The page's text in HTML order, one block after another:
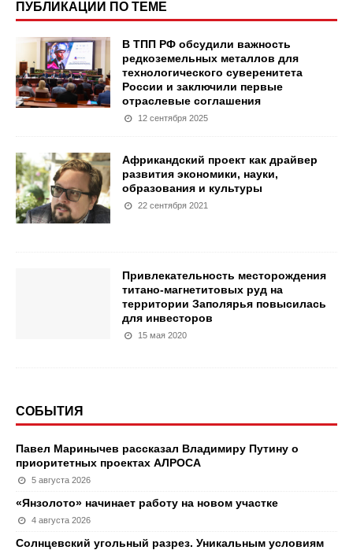
ПУБЛИКАЦИИ ПО ТЕМЕ
В ТПП РФ обсудили важность
редкоземельных металлов для
технологического суверенитета
России и заключили первые
отраслевые соглашения
12 сентября 2025
Африкандский проект как драйвер
развития экономики, науки,
образования и культуры
22 сентября 2021
Привлекательность месторождения
титано-магнетитовых руд на
территории Заполярья повысилась
для инвесторов
15 мая 2020
СОБЫТИЯ
Павел Маринычев рассказал Владимиру Путину о
приоритетных проектах АЛРОСА
5 августа 2026
«Янзолото» начинает работу на новом участке
4 августа 2026
Солнцевский угольный разрез. Уникальным условиям